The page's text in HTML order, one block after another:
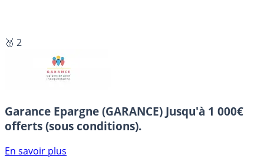
🥈 2
Garance Epargne (GARANCE) Jusqu'à 1 000€
offerts (sous conditions).
En savoir plus